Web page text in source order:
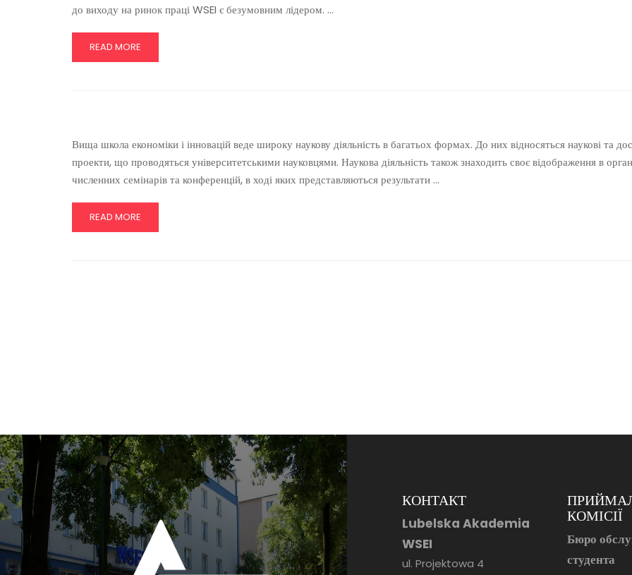
до виходу на ринок праці WSEI є безумовним лідером. …
READ MORE
Вища школа економіки і інновацій веде широку наукову діяльність в багатьох формах. До них відносяться наукові та
проекти, що проводяться університетськими науковцями. Наукова діяльність також знаходить своє відображення в
численних семінарів та конференцій, в ході яких представляються результати …
READ MORE
КОНТАКТ
Lubelska Akademia
WSEI
ul. Projektowa 4
КОМІСІЇ
Бюро
студента